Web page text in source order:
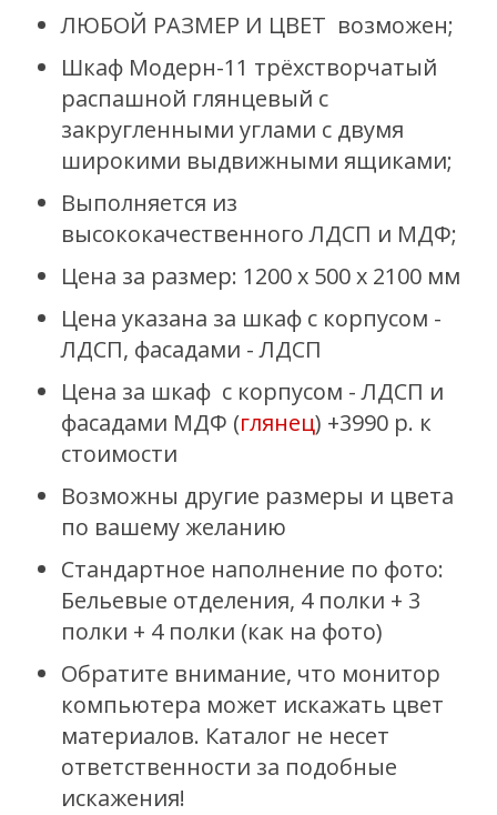
ЛЮБОЙ РАЗМЕР И ЦВЕТ возможен;
Шкаф Модерн-11 трёхстворчатый
распашной глянцевый с
закругленными углами с двумя
широкими выдвижными ящиками;
Выполняется из
высококачественного ЛДСП и МДФ;
Цена за размер: 1200 х 500 х 2100 мм
Цена указана за шкаф с корпусом -
ЛДСП, фасадами - ЛДСП
Цена за шкаф с корпусом - ЛДСП и
фасадами МДФ (глянец) +3990 р. к
стоимости
Возможны другие размеры и цвета
по вашему желанию
Стандартное наполнение по фото:
Бельевые отделения, 4 полки + 3
полки + 4 полки (как на фото)
Обратите внимание, что монитор
компьютера может искажать цвет
материалов. Каталог не несет
ответственности за подобные
искажения!